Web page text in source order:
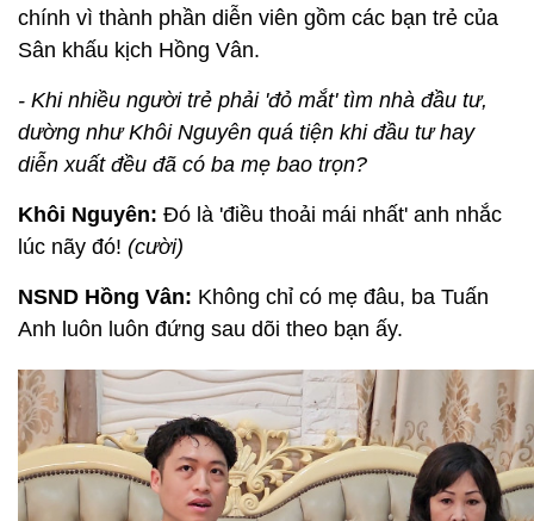
chính vì thành phần diễn viên gồm các bạn trẻ của
Sân khấu kịch Hồng Vân.
- Khi nhiều người trẻ phải 'đỏ mắt' tìm nhà đầu tư,
dường như Khôi Nguyên quá tiện khi đầu tư hay
diễn xuất đều đã có ba mẹ bao trọn?
Khôi Nguyên: Đó là 'điều thoải mái nhất' anh nhắc
lúc nãy đó! (cười)
NSND Hồng Vân: Không chỉ có mẹ đâu, ba Tuấn
Anh luôn luôn đứng sau dõi theo bạn ấy.